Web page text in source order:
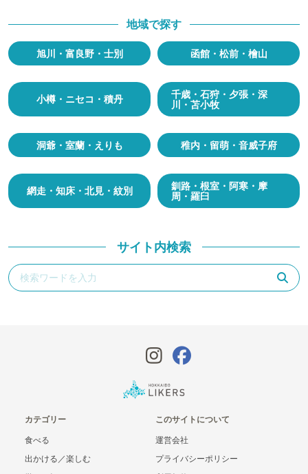
地域で探す
旭川・富良野・士別 函館・松前・檜山
小樽・ニセコ・積丹 千歳・石狩・夕張・深
川・苫小牧
洞爺・室蘭・えりも 稚内・留萌・音威子府
網走・知床・北見・紋別 釧路・根室・阿寒・摩
周・羅臼
サイト内検索
カテゴリー
食べる
出かける／楽しむ
このサイトについて
運営会社
プライバシーポリシー